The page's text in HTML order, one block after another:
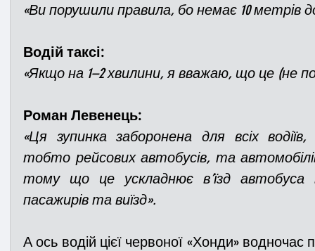
«Ви порушили правила, бо немає 10 метрів
Водій таксі:
«Якщо на 1–2 хвилини, я вважаю, що це (не
Роман Левенець:
«Ця зупинка заборонена для всіх
тобто рейсових автобусів, та автомобілів
тому що це ускладнює в’їзд автобуса
пасажирів та виїзд».
А ось водій цієї червоної «Хонди»